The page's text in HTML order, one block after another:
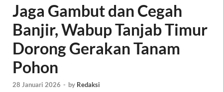
Jaga Gambut dan Cegah
Banjir, Wabup Tanjab Timur
Dorong Gerakan Tanam
Pohon
28 Januari 2026 - by Redaksi